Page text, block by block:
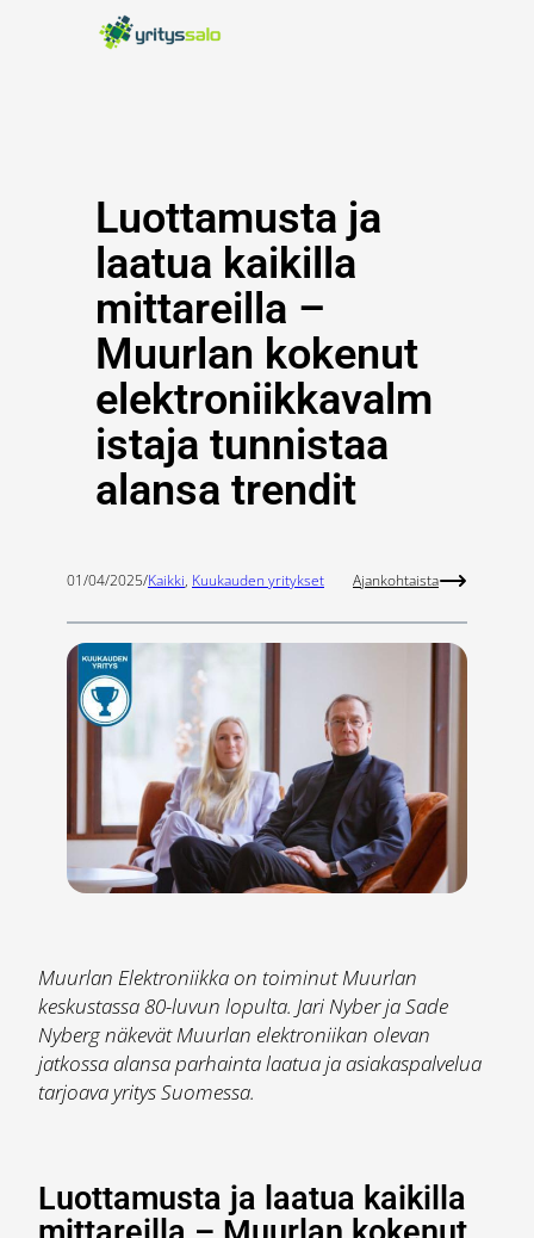
Luottamusta ja
laatua kaikilla
mittareilla –
Muurlan kokenut
elektroniikkavalm
istaja tunnistaa
alansa trendit
01/04/2025/Kaikki, Kuukauden yritykset Ajankohtaista
Muurlan Elektroniikka on toiminut Muurlan
keskustassa 80-luvun lopulta. Jari Nyber ja Sade
Nyberg näkevät Muurlan elektroniikan olevan
jatkossa alansa parhainta laatua ja asiakaspalvelua
tarjoava yritys Suomessa.
Luottamusta ja laatua kaikilla